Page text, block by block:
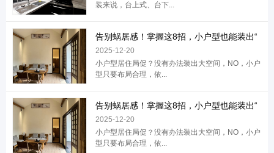
装来说，台上式、台下...
告别蜗居感！掌握这8招，小户型也能装出“
2025-12-20
小户型居住局促？没有办法装出大空间，NO，小户
型只要布局合理，依...
告别蜗居感！掌握这8招，小户型也能装出“
2025-12-20
小户型居住局促？没有办法装出大空间，NO，小户
型只要布局合理，依...